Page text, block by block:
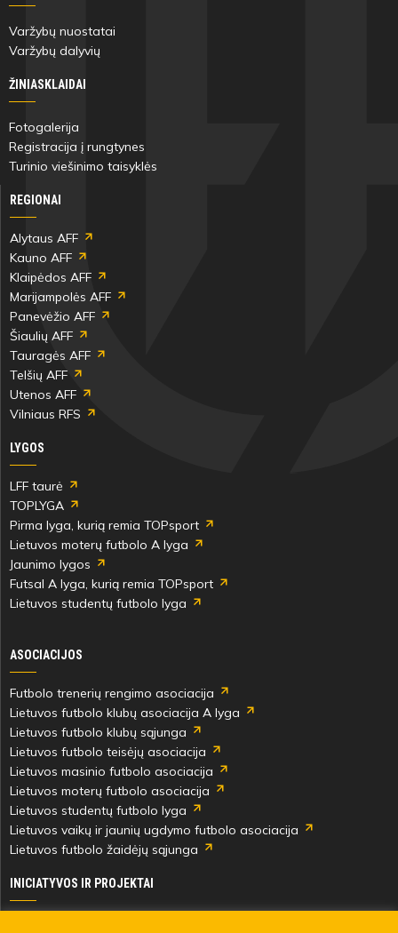
Varžybų nuostatai
Varžybų dalyvių
ŽINIASKLAIDAI
Fotogalerija
Registracija į rungtynes
Turinio viešinimo taisyklės
REGIONAI
Alytaus AFF
Kauno AFF
Klaipėdos AFF
Marijampolės AFF
Panevėžio AFF
Šiaulių AFF
Tauragės AFF
Telšių AFF
Utenos AFF
Vilniaus RFS
LYGOS
LFF taurė
TOPLYGA
Pirma lyga, kurią remia TOPsport
Lietuvos moterų futbolo A lyga
Jaunimo lygos
Futsal A lyga, kurią remia TOPsport
Lietuvos studentų futbolo lyga
ASOCIACIJOS
Futbolo trenerių rengimo asociacija
Lietuvos futbolo klubų asociacija A lyga
Lietuvos futbolo klubų sąjunga
Lietuvos futbolo teisėjų asociacija
Lietuvos masinio futbolo asociacija
Lietuvos moterų futbolo asociacija
Lietuvos studentų futbolo lyga
Lietuvos vaikų ir jaunių ugdymo futbolo asociacija
Lietuvos futbolo žaidėjų sąjunga
INICIATYVOS IR PROJEKTAI